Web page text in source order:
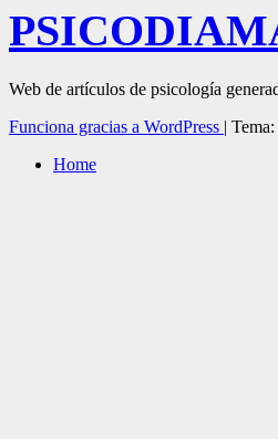
Web de artículos de psicología
Funciona gracias a WordPress |
Home